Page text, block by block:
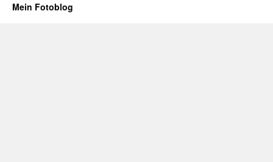
Mein Fotoblog